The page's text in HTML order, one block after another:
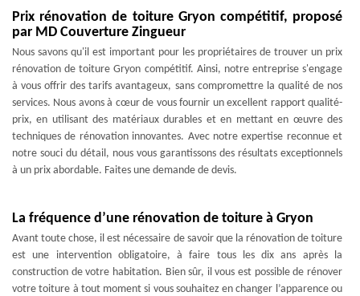
Prix rénovation de toiture Gryon compétitif, proposé
par MD Couverture Zingueur
Nous savons qu'il est important pour les propriétaires de trouver un prix
rénovation de toiture Gryon compétitif. Ainsi, notre entreprise s'engage
à vous offrir des tarifs avantageux, sans compromettre la qualité de nos
services. Nous avons à cœur de vous fournir un excellent rapport qualité-
prix, en utilisant des matériaux durables et en mettant en œuvre des
techniques de rénovation innovantes. Avec notre expertise reconnue et
notre souci du détail, nous vous garantissons des résultats exceptionnels
à un prix abordable. Faites une demande de devis.
La fréquence d’une rénovation de toiture à Gryon
Avant toute chose, il est nécessaire de savoir que la rénovation de toiture
est une intervention obligatoire, à faire tous les dix ans après la
construction de votre habitation. Bien sûr, il vous est possible de rénover
votre toiture à tout moment si vous souhaitez en changer l’apparence ou